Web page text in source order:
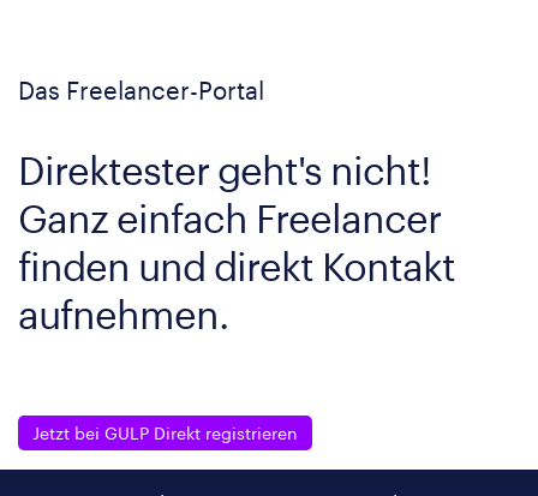
Das Freelancer-Portal
Direktester geht's nicht!
Ganz einfach Freelancer
finden und direkt Kontakt
aufnehmen.
Jetzt bei GULP Direkt registrieren